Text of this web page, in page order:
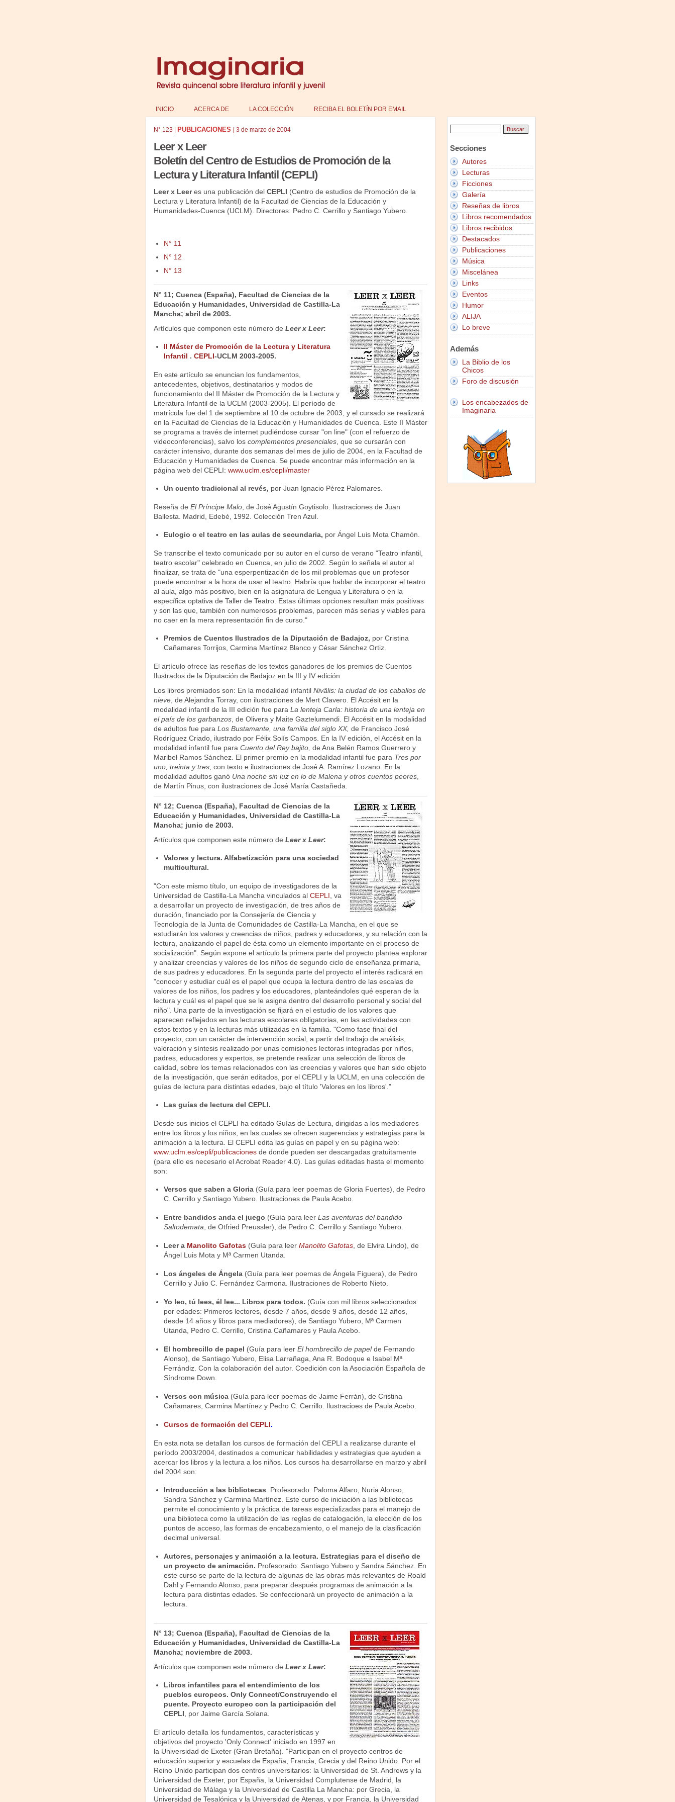
INICIO ACERCA DE LA COLECCIÓN RECIBA EL BOLETÍN POR EMAIL
N° 123 PUBLICACIONES 3 de marzo de 2004
Leer x Leer
Boletín del Centro de Estudios de Promoción de la
Lectura y Literatura Infantil (CEPLI)
Leer x Leeres una publicación del CEPLI (Centro de estudios de Promoción de la
Lectura y Literatura Infantil) de la Facultad de Ciencias de la Educación y
Humanidades-Cuenca (UCLM). Directores: Pedro C. Cerrillo y Santiago Yubero.
N° 11
N° 12
N° 13
N° 11; Cuenca (España), Facultad de Ciencias de la
Educación y Humanidades, Universidad de Castilla-La
Mancha; abril de 2003.
Artículos que componen este número de Leer x Leer:
II Máster de Promoción de la Lectura y Literatura
Infantil . CEPLI-UCLM 2003-2005.
En este artículo se enuncian los fundamentos,
antecedentes, objetivos, destinatarios y modos de
funcionamiento del II Máster de Promoción de la Lectura y
Literatura Infantil de la UCLM (2003-2005). El período de
matrícula fue del 1 de septiembre al 10 de octubre de 2003, y el cursado se realizará
en la Facultad de Ciencias de la Educación y Humanidades de Cuenca. Este II Máster
se programa a través de internet pudiéndose cursar "on line" (con el refuerzo de
videoconferencias), salvo los complementos presenciales, que se cursarán con
carácter intensivo, durante dos semanas del mes de julio de 2004, en la Facultad de
Educación y Humanidades de Cuenca. Se puede encontrar más información en la
página web del CEPLI: www.uclm.es/cepli/master
Un cuento tradicional al revés, por Juan Ignacio Pérez Palomares.
Reseña de El Príncipe Malo, de José Agustín Goytisolo. Ilustraciones de Juan
Ballesta. Madrid, Edebé, 1992. Colección Tren Azul.
Eulogio o el teatro en las aulas de secundaria, por Ángel Luis Mota Chamón.
Se transcribe el texto comunicado por su autor en el curso de verano "Teatro infantil,
teatro escolar" celebrado en Cuenca, en julio de 2002. Según lo señala el autor al
finalizar, se trata de "una esperpentización de los mil problemas que un profesor
puede encontrar a la hora de usar el teatro. Habría que hablar de incorporar el teatro
al aula, algo más positivo, bien en la asignatura de Lengua y Literatura o en la
específica optativa de Taller de Teatro. Estas últimas opciones resultan más positivas
y son las que, también con numerosos problemas, parecen más serias y viables para
no caer en la mera representación fin de curso."
Premios de Cuentos Ilustrados de la Diputación de Badajoz, por Cristina
Cañamares Torrijos, Carmina Martínez Blanco y César Sánchez Ortiz.
El artículo ofrece las reseñas de los textos ganadores de los premios de Cuentos
Ilustrados de la Diputación de Badajoz en la III y IV edición.
Los libros premiados son: En la modalidad infantil Nivâlis: la ciudad de los caballos de
nieve, de Alejandra Torray, con ilustraciones de Mert Clavero. El Accésit en la
modalidad infantil de la III edición fue para La lenteja Carla: historia de una lenteja en
el país de los garbanzos, de Olivera y Maite Gaztelumendi. El Accésit en la modalidad
de adultos fue para Los Bustamante, una familia del siglo XX, de Francisco José
Rodríguez Criado, ilustrado por Félix Solís Campos. En la IV edición, el Accésit en la
modalidad infantil fue para Cuento del Rey bajito, de Ana Belén Ramos Guerrero y
Maribel Ramos Sánchez. El primer premio en la modalidad infantil fue para Tres por
uno, treinta y tres, con texto e ilustraciones de José A. Ramírez Lozano. En la
modalidad adultos ganó Una noche sin luz en lo de Malena y otros cuentos peores,
de Martín Pinus, con ilustraciones de José María Castañeda.
N° 12; Cuenca (España), Facultad de Ciencias de la
Educación y Humanidades, Universidad de Castilla-La
Mancha; junio de 2003.
Artículos que componen este número de Leer x Leer:
Valores y lectura. Alfabetización para una sociedad
multicultural.
"Con este mismo título, un equipo de investigadores de la
Universidad de Castilla-La Mancha vinculados al CEPLI , va
a desarrollar un proyecto de investigación, de tres años de
duración, financiado por la Consejería de Ciencia y
Tecnología de la Junta de Comunidades de Castilla-La Mancha, en el que se
estudiarán los valores y creencias de niños, padres y educadores, y su relación con la
lectura, analizando el papel de ésta como un elemento importante en el proceso de
socialización". Según expone el artículo la primera parte del proyecto plantea explorar
y analizar creencias y valores de los niños de segundo ciclo de enseñanza primaria,
de sus padres y educadores. En la segunda parte del proyecto el interés radicará en
"conocer y estudiar cuál es el papel que ocupa la lectura dentro de las escalas de
valores de los niños, los padres y los educadores, planteándoles qué esperan de la
lectura y cuál es el papel que se le asigna dentro del desarrollo personal y social del
niño". Una parte de la investigación se fijará en el estudio de los valores que
aparecen reflejados en las lecturas escolares obligatorias, en las actividades con
estos textos y en la lecturas más utilizadas en la familia. "Como fase final del
proyecto, con un carácter de intervención social, a partir del trabajo de análisis,
valoración y síntesis realizado por unas comisiones lectoras integradas por niños,
padres, educadores y expertos, se pretende realizar una selección de libros de
calidad, sobre los temas relacionados con las creencias y valores que han sido objeto
de la investigación, que serán editados, por el CEPLI y la UCLM, en una colección de
guías de lectura para distintas edades, bajo el título 'Valores en los libros'."
Las guías de lectura del CEPLI.
Desde sus inicios el CEPLI ha editado Guías de Lectura, dirigidas a los mediadores
entre los libros y los niños, en las cuales se ofrecen sugerencias y estrategias para la
animación a la lectura. El CEPLI edita las guías en papel y en su página web:
www.uclm.es/cepli/publicacionesde donde pueden ser descargadas gratuitamente
(para ello es necesario el Acrobat Reader 4.0). Las guías editadas hasta el momento
son:
Versos que saben a Gloria(Guía para leer poemas de Gloria Fuertes), de Pedro
C. Cerrillo y Santiago Yubero. Ilustraciones de Paula Acebo.
Entre bandidos anda el juego (Guía para leer Las aventuras del bandido
Saltodemata , de Otfried Preussler), de Pedro C. Cerrillo y Santiago Yubero.
Leer a Manolito Gafotas (Guía para leer Manolito Gafotas, de Elvira Lindo), de
Ángel Luis Mota y Mª Carmen Utanda.
Los ángeles de Ángela (Guía para leer poemas de Ángela Figuera), de Pedro
Cerrillo y Julio C. Fernández Carmona. Ilustraciones de Roberto Nieto.
Yo leo, tú lees, él lee... Libros para todos. (Guía con mil libros seleccionados
por edades: Primeros lectores, desde 7 años, desde 9 años, desde 12 años,
desde 14 años y libros para mediadores), de Santiago Yubero, Mª Carmen
Utanda, Pedro C. Cerrillo, Cristina Cañamares y Paula Acebo.
El hombrecillo de papel (Guía para leer El hombrecillo de papelde Fernando
Alonso), de Santiago Yubero, Elisa Larrañaga, Ana R. Bodoque e Isabel Mª
Ferrándiz. Con la colaboración del autor. Coedición con la Asociación Española de
Síndrome Down.
Versos con música (Guía para leer poemas de Jaime Ferrán), de Cristina
Cañamares, Carmina Martínez y Pedro C. Cerrillo. Ilustracioes de Paula Acebo.
Cursos de formación del CEPLI.
En esta nota se detallan los cursos de formación del CEPLI a realizarse durante el
período 2003/2004, destinados a comunicar habilidades y estrategias que ayuden a
acercar los libros y la lectura a los niños. Los cursos ha desarrollarse en marzo y abril
del 2004 son:
Introducción a las bibliotecas . Profesorado: Paloma Alfaro, Nuria Alonso,
Sandra Sánchez y Carmina Martínez. Este curso de iniciación a las bibliotecas
permite el conocimiento y la práctica de tareas especializadas para el manejo de
una biblioteca como la utilización de las reglas de catalogación, la elección de los
puntos de acceso, las formas de encabezamiento, o el manejo de la clasificación
decimal universal.
Autores, personajes y animación a la lectura. Estrategias para el diseño de
un proyecto de animación. Profesorado: Santiago Yubero y Sandra Sánchez. En
este curso se parte de la lectura de algunas de las obras más relevantes de Roald
Dahl y Fernando Alonso, para preparar después programas de animación a la
lectura para distintas edades. Se confeccionará un proyecto de animación a la
lectura.
N° 13; Cuenca (España), Facultad de Ciencias de la
Educación y Humanidades, Universidad de Castilla-La
Mancha; noviembre de 2003.
Artículos que componen este número de Leer x Leer:
Libros infantiles para el entendimiento de los
pueblos europeos. Only Connect/Construyendo el
puente. Proyecto europeo con la participación del
CEPLI , por Jaime García Solana.
El artículo detalla los fundamentos, características y
objetivos del proyecto 'Only Connect' iniciado en 1997 en
la Universidad de Exeter (Gran Bretaña). "Participan en el proyecto centros de
educación superior y escuelas de España, Francia, Grecia y del Reino Unido. Por el
Reino Unido participan dos centros universitarios: la Universidad de St. Andrews y la
Universidad de Exeter, por España, la Universidad Complutense de Madrid, la
Universidad de Málaga y la Universidad de Castilla La Mancha: por Grecia, la
Universidad de Tesalónica y la Universidad de Atenas, y por Francia, la Universidad
Secciones
Autores
Lecturas
Ficciones
Galería
Reseñas de libros
Libros recomendados
Libros recibidos
Destacados
Publicaciones
Música
Miscelánea
Links
Eventos
Humor
ALIJA
Lo breve
Además
La Biblio de los
Chicos
Foro de discusión
Los encabezados de
Imaginaria